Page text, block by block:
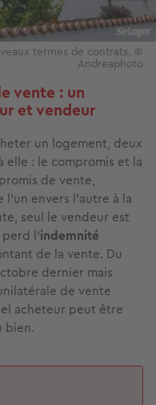
termes de contrats. ©
Andreaphoto
vente : un
et vendeur
un logement, deux
: le compromis et la
de vente,
envers l’autre à la
seul le vendeur est
l’indemnité
de la vente. Du
dernier mais
de vente
acheteur peut être
bien.